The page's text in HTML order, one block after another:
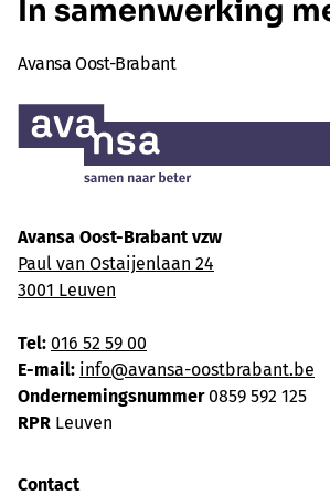
In samenwerking
Avansa Oost-Brabant
Avansa Oost-Brabant vzw
Paul van Ostaijenlaan 24
3001 Leuven
Tel: 016 52 59 00
E-mail: info@avansa-oostbrabant.be
Ondernemingsnummer0859 592 125
RPR Leuven
Contact